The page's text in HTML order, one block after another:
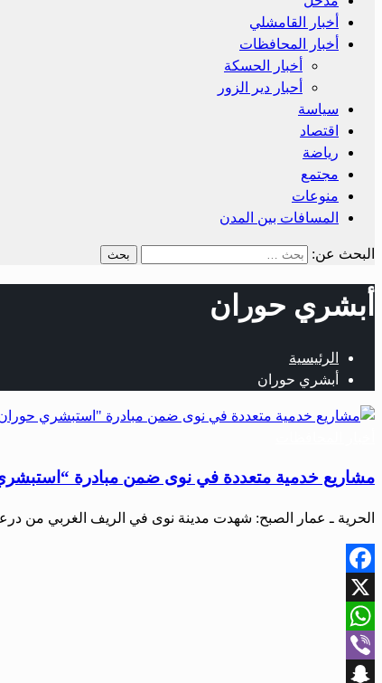
أخبار القامشلي
أخبار المحافظات
أخبار الحسكة
أحبار دير الزور
سياسة
اقتصاد
رياضة
مجتمع
منوعات
المسافات بين المدن
البحث عن:
أبشري حوران
الرئيسية
أبشري حوران
مشاريع خدمية متعددة في نوى ضمن مبادرة
الحرية ـ عمار الصبح: شهدت مدينة نوى في الريف الغربي من
Facebook
X
WhatsApp
Viber